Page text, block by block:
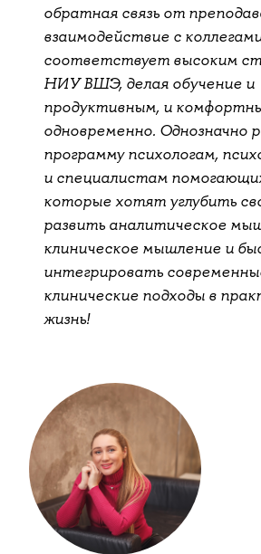
обратная связь от
взаимодействие с
соответствует высоким
НИУ ВШЭ, делая обучение и
продуктивным, и
одновременно. Однозначно
программу психологам,
и специалистам
которые хотят углубить
развить аналитическое
клиническое мышление и
интегрировать
клинические подходы в
жизнь!